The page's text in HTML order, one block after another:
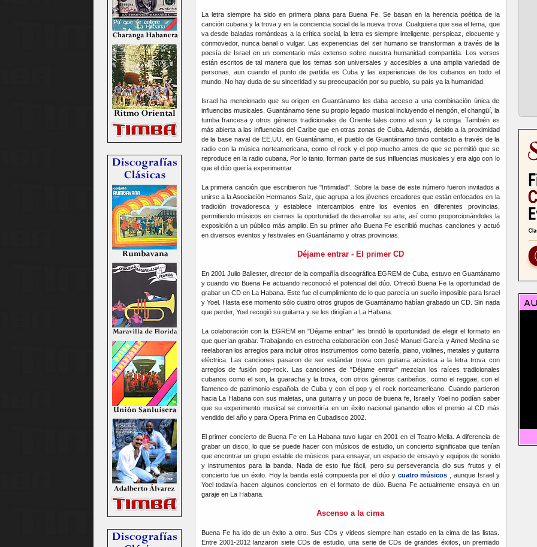
La letra siempre ha sido en primera plana para Buena Fe. Se basan en la herencia poética de la
canción cubana y la trova y en la conciencia social de la nueva trova. Cualquiera que sea el tema, que
va desde baladas románticas a la crítica social, la letra es siempre inteligente, perspicaz, elocuente y
conmovedor, nunca banal o vulgar. Las experiencias del ser humano se transforman a través de la
poesía de Israel en un comentario más extenso sobre nuestra humanidad compartida. Los versos
están escritos de tal manera que los temas son universales y accesibles a una amplia variedad de
personas, aun cuando el punto de partida es Cuba y las experiencias de los cubanos en todo el
mundo. No hay duda de su sinceridad y su preocupación por su pueblo, su país ya la humanidad.
Israel ha mencionado que su origen en Guantánamo les daba acceso a una combinación única de
influencias musicales. Guantánamo tiene su propio legado musical incluyendo el nengón, el changüí, la
tumba francesa y otros géneros tradicionales de Oriente tales como el son y la conga. También es
más abierta a las influencias del Caribe que en otras zonas de Cuba. Además, debido a la proximidad
de la base naval de EE.UU. en Guantánamo, el pueblo de Guantánamo tuvo contacto a través de la
radio con la música norteamericana, como el rock y el pop mucho antes de que se permitió que se
reproduce en la radio cubana. Por lo tanto, forman parte de sus influencias musicales y era algo con lo
que el dúo quería experimentar.
La primera canción que escribieron fue "Intimidad". Sobre la base de este número fueron invitados a
unirse a la Asociación Hermanos Saíz, que agrupa a los jóvenes creadores que están enfocados en la
tradición trovadoresca y establece intercambios entre los eventos en diferentes provincias,
permitiendo músicos en ciernes la oportunidad de desarrollar su arte, así como proporcionándoles la
exposición a un público más amplio. En su primer año Buena Fe escribió muchas canciones y actuó
en diversos eventos y festivales en Guantánamo y otras provincias.
Déjame entrar - El primer CD
En 2001 Julio Ballester, director de la compañía discográfica EGREM de Cuba, estuvo en Guantánamo
y cuando vio Buena Fe actuando reconoció el potencial del dúo. Ofreció Buena Fe la oportunidad de
grabar un CD en La Habana. Este fue el cumplimiento de lo que parecía un sueño imposible para Israel
y Yoel. Hasta ese momento sólo cuatro otros grupos de Guantánamo habían grabado un CD. Sin nada
que perder, Yoel recogió su guitarra y se les dirigían a La Habana.
La colaboración con la EGREM en "Déjame entrar" les brindó la oportunidad de elegir el formato en
que querían grabar. Trabajando en estrecha colaboración con José Manuel García y Amed Medina se
reelaboran los arreglos para incluir otros instrumentos como batería, piano, violines, metales y guitarra
eléctrica. Las canciones pasaron de ser estándar trova con guitarra acústica a la letra trova con
arreglos de fusión pop-rock. Las canciones de "Déjame entrar" mezclan los raíces tradicionales
cubanos como el son, la guaracha y la trova, con otros géneros caribeños, como el reggae, con el
flamenco de patrimonio española de Cuba y con el pop y el rock norteamericano. Cuando partieron
hacia La Habana con sus maletas, una guitarra y un poco de buena fe, Israel y Yoel no podían saber
que su experimento musical se convertiría en un éxito nacional ganando ellos el premio al CD más
vendido del año y para Opera Prima en Cubadisco 2002.
El primer concierto de Buena Fe en La Habana tuvo lugar en 2001 en el Teatro Mella. A diferencia de
grabar un disco, lo que se puede hacer con músicos de estudio, un concierto significaba que tenían
que encontrar un grupo estable de músicos para ensayar, un espacio de ensayo y equipos de sonido
y instrumentos para la banda. Nada de esto fue fácil, pero su perseverancia dio sus frutos y el
concierto fue un éxito. Hoy la banda está compuesta por el dúo y cuatro músicos , aunque Israel y
Yoel todavía hacen algunos conciertos en el formato de dúo. Buena Fe actualmente ensaya en un
garaje en La Habana.
Ascenso a la cima
Buena Fe ha ido de un éxito a otro. Sus CDs y videos siempre han estado en la cima de las listas.
Entre 2001-2012 lanzaron siete CDs de estudio, una serie de CDs de grandes éxitos, un premiado